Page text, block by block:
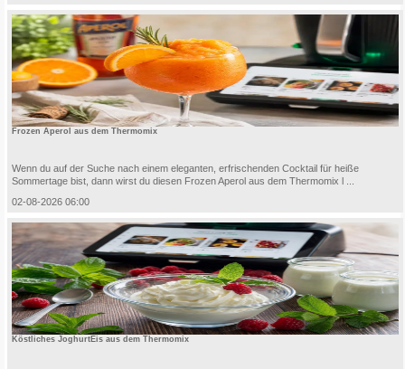
Frozen Aperol aus dem Thermomix
Wenn du auf der Suche nach einem eleganten, erfrischenden Cocktail für heiße
Sommertage bist, dann wirst du diesen Frozen Aperol aus dem Thermomix l ...
02-08-2026 06:00
Köstliches JoghurtEis aus dem Thermomix